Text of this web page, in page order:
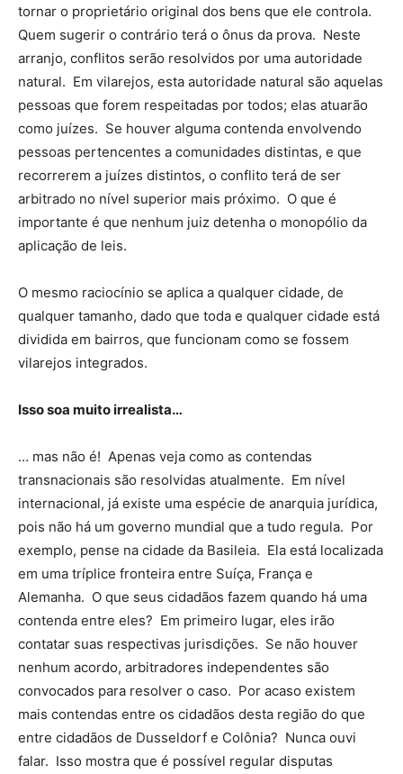
tornar o proprietário original dos bens que ele controla.
Quem sugerir o contrário terá o ônus da prova. Neste
arranjo, conflitos serão resolvidos por uma autoridade
natural. Em vilarejos, esta autoridade natural são aquelas
pessoas que forem respeitadas por todos; elas atuarão
como juízes. Se houver alguma contenda envolvendo
pessoas pertencentes a comunidades distintas, e que
recorrerem a juízes distintos, o conflito terá de ser
arbitrado no nível superior mais próximo. O que é
importante é que nenhum juiz detenha o monopólio da
aplicação de leis.
O mesmo raciocínio se aplica a qualquer cidade, de
qualquer tamanho, dado que toda e qualquer cidade está
dividida em bairros, que funcionam como se fossem
vilarejos integrados.
Isso soa muito irrealista…
… mas não é! Apenas veja como as contendas
transnacionais são resolvidas atualmente. Em nível
internacional, já existe uma espécie de anarquia jurídica,
pois não há um governo mundial que a tudo regula. Por
exemplo, pense na cidade da Basileia. Ela está localizada
em uma tríplice fronteira entre Suíça, França e
Alemanha. O que seus cidadãos fazem quando há uma
contenda entre eles? Em primeiro lugar, eles irão
contatar suas respectivas jurisdições. Se não houver
nenhum acordo, arbitradores independentes são
convocados para resolver o caso. Por acaso existem
mais contendas entre os cidadãos desta região do que
entre cidadãos de Dusseldorf e Colônia? Nunca ouvi
falar. Isso mostra que é possível regular disputas